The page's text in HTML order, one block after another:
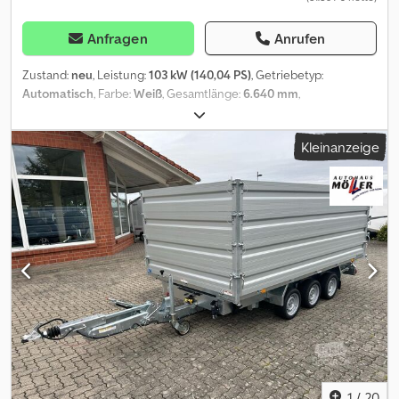
Anfragen Anrufen
Zustand: neu, Leistung:103 kW (140,04 PS), Getriebetyp:
Automatisch , Farbe:Weiß , Gesamtlänge:6.640 mm
, Gesamthöhe:
Konfiguration:2 Achsen, Emissionsklasse:Euro6, Gesamtgewicht:
3.500 kg, Ausstattung:ABS, Elektronisches Stabilitätsprogramm
(ESP), Klimaanlage, Toilette, Sonderausstattung Adventure
Edition: * Wohnwelt Adventure Codpfx Aowf S E Nehkoha *
Stoßfänger lackiert * Chassisfarbe Weiß * Fenster in Fronthaube
* 2. Außenstauraumklappe * Beklebung Adventure * Schriftzug
Adventure * Bettenumbau Einzelbett zu Doppelbett * Altnertiv
Dekor * Paket One (Markise, Fahrradträger) * Basic Paket
(Panormadachhaube über Küche,Klarglasdachhaube 40 ×
40,Duschraumverkleidung,Spiegel mit
Garderobenhaken,Zusätzliche Steckdose im Dachschrank über
dem Küchenblock,Steckdose in der Garage) Zusätzliche
SOnderausstattung: * Fiat 140 PS Automatik * 90 Liter Dieseltank
* Alufelgen * Faltverdunklung Fahrerhaus * Holzrost Dusche ----
Inzahlungnahme auch PKW und Motorrad --- Finanzierung
Kleinanzeige